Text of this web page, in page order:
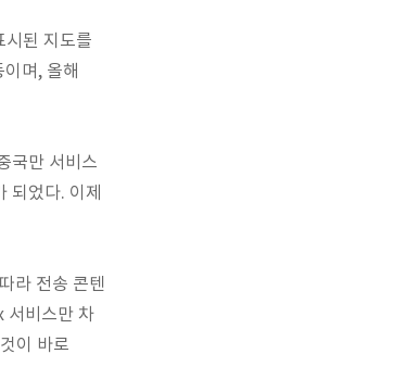
된 지도를
며, 올해
국만 서비스
되었다. 이제
라 전송 콘텐
서비스만 차
이 바로